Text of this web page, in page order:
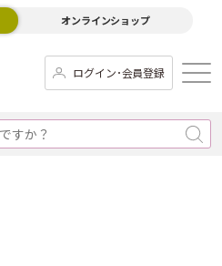
オンラインショップ
ログイン･会員登録